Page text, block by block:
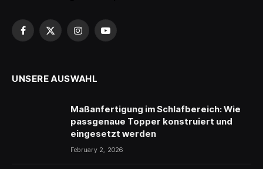
Facebook
X
InstagramYouTube
UNSERE AUSWAHL
Maßanfertigung im Schlafbereich: Wie
passgenaue Topper konstruiert und
eingesetzt werden
February 2, 2026